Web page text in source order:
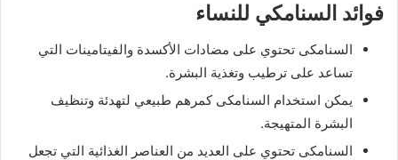
فوائد السنامكي للنساء
السنامكى تحتوي على مضادات الأكسدة والفيتامينات التي
تساعد على ترطيب وتغذية البشرة.
يمكن استخدام السنامكى كمرهم طبيعي لتهدئة وتنظيف
البشرة المتهيجة.
السنامكى تحتوي على العديد من العناصر الغذائية التي تجعل